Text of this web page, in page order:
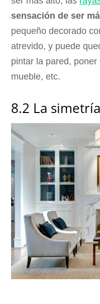
sensación de ser
pequeño decorado
atrevido, y puede
pintar la pared,
mueble, etc.
8.2 La